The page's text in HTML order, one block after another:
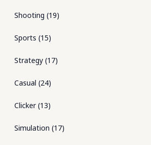
Shooting (19)
Sports (15)
Strategy (17)
Casual (24)
Clicker(13)
Simulation (17)